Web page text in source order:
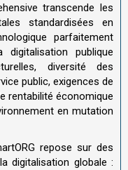
transcende les
standardisées en
parfaitement
publique
diversité des
public, exigences de
rentabilité économique
en mutation
repose sur des
digitalisation globale :